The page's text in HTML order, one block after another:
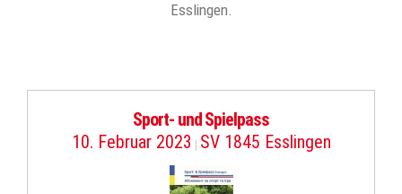
Esslingen.
Sport- und Spielpass
10. Februar 2023 | SV 1845 Esslingen